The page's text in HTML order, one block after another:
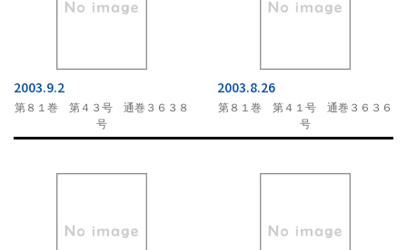
2003.9.2
第８１巻 第４３号 通巻３６３８
号
2003.8.26
第８１巻 第４１号 通巻３６３６
号